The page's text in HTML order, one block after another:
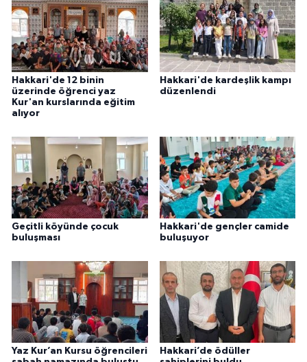
Hakkari'de 12 binin
üzerinde öğrenci yaz
Kur'an kurslarında eğitim
alıyor
Hakkari'de kardeşlik kampı
düzenlendi
Geçitli köyünde çocuk
buluşması
Hakkari'de gençler camide
buluşuyor
Yaz Kur’an Kursu öğrencileri
Hakkari’de ödüller